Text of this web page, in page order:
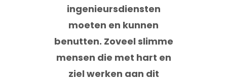
ingenieursdiensten
moeten en kunnen
benutten. Zoveel slimme
mensen die met hart en
ziel werken aan dit